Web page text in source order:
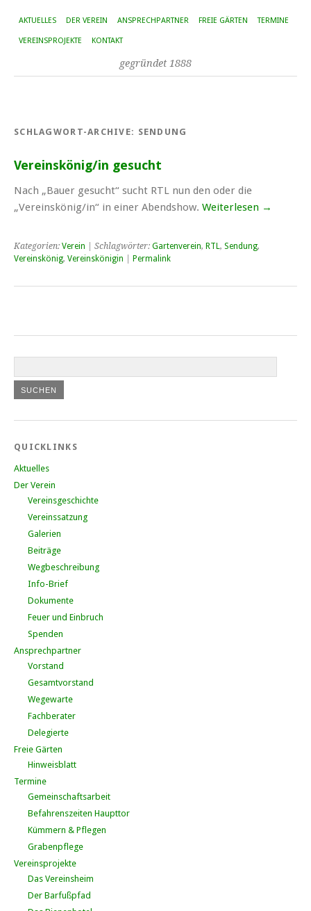
AKTUELLES DER VEREIN ANSPRECHPARTNER FREIE GÄRTEN TERMINE
VEREINSPROJEKTE KONTAKT
gegründet 1888
SCHLAGWORT-ARCHIVE: SENDUNG
Vereinskönig/in gesucht
Nach „Bauer gesucht“ sucht RTL nun den oder die
„Vereinskönig/in“ in einer Abendshow. Weiterlesen →
Kategorien: Verein | Schlagwörter: Gartenverein, RTL, Sendung,
Vereinskönig, Vereinskönigin Permalink
QUICKLINKS
Aktuelles
Der Verein
Vereinsgeschichte
Vereinssatzung
Galerien
Beiträge
Wegbeschreibung
Info-Brief
Dokumente
Feuer und Einbruch
Spenden
Ansprechpartner
Vorstand
Gesamtvorstand
Wegewarte
Fachberater
Delegierte
Freie Gärten
Hinweisblatt
Termine
Gemeinschaftsarbeit
Befahrenszeiten Haupttor
Kümmern & Pflegen
Grabenpflege
Vereinsprojekte
Das Vereinsheim
Der Barfußpfad